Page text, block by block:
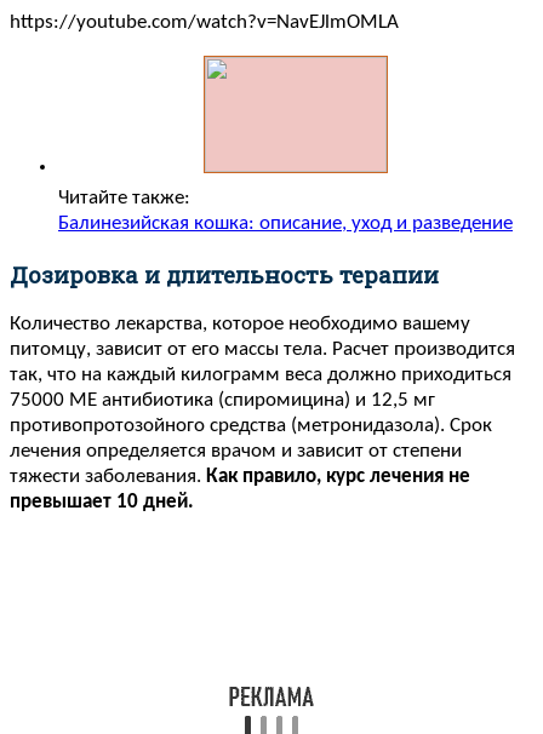
https://youtube.com/watch?v=NavEJlmOMLA
Читайте также:
Балинезийская кошка: описание, уход и разведение
Дозировка и длительность терапии
Количество лекарства, которое необходимо вашему
питомцу, зависит от его массы тела. Расчет производится
так, что на каждый килограмм веса должно приходиться
75000 МЕ антибиотика (спиромицина) и 12,5 мг
противопротозойного средства (метронидазола). Срок
лечения определяется врачом и зависит от степени
тяжести заболевания. Как правило, курс лечения не
превышает 10 дней.